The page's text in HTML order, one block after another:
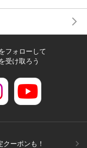
フォローして
受け取ろう
ーポンも！